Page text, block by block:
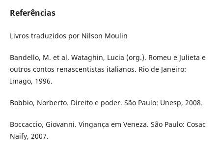
Referências
Livros traduzidos por Nilson Moulin
Bandello, M. et al. Wataghin, Lucia (org.). Romeu e Julieta e
outros contos renascentistas italianos. Rio de Janeiro:
Imago, 1996.
Bobbio, Norberto. Direito e poder. São Paulo: Unesp, 2008.
Boccaccio, Giovanni. Vingança em Veneza. São Paulo: Cosac
Naify, 2007.